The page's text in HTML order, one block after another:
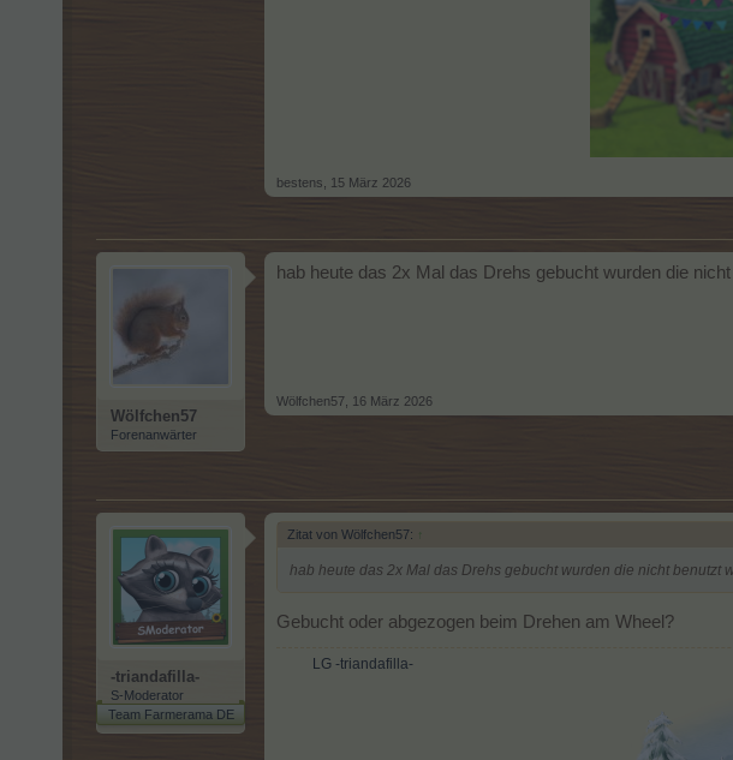
bestens 15 März 2026
Wölfchen57
Forenanwärter
hab heute das 2x Mal das Drehs gebucht wurden die
Wölfchen57 16 März 2026
-triandafilla-
S-Moderator
Team Farmerama DE
Zitat von Wölfchen57: ↑
hab heute das 2x Mal das Drehs gebucht wurden die nicht
Gebucht oder abgezogen beim Drehen am Wheel?
LG -triandafilla-